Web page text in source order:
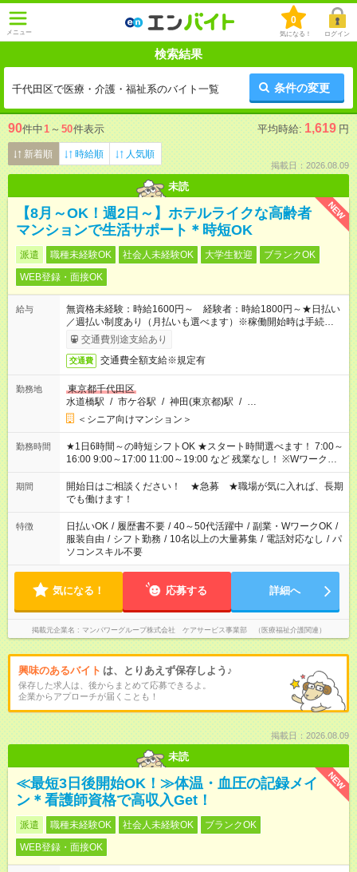
メニュー
0
気になる！ ログイン
検索結果
千代田区で医療・介護・福祉系のバイト一覧 条件の変更
90件中1 ～ 50件表示 平均時給: 1,619 円
新着順 時給順 人気順
掲載日：2026.08.09
未読
NEW
【8月～OK！週2日～】ホテルライクな高齢者
マンションで生活サポート＊時短OK
派遣 職種未経験OK 社会人未経験OK 大学生歓迎
ブランクOK
WEB登録・面接OK
給与
無資格未経験：時給1600円～ 経験者：時給1800円～★日払い
／週払い制度あり（月払いも選べます）※稼働開始時は手続き完
了次第のお支払いとなります。
交通費別途支給あり
交通費 交通費全額支給※規定有
勤務地
東京都千代田区
水道橋駅 / 市ケ谷駅 / 神田(東京都)駅 / …
＜シニア向けマンション＞
勤務時間
★1日6時間～の時短シフトOK ★スタート時間選べます！ 7:00～
16:00 9:00～17:00 11:00～19:00 など 残業なし！ ※Wワークの
場合、他のお仕事と合わせ週40時間超の就業はご案内できませ
ん ※法令に基づき、週20時間以上勤務は社会保険への加入対象
となります ※労働者派遣法（日雇い派遣の原則禁止）により、
短時間・短期間の就業はご案内が難しい場合があります
期間
開始日はご相談ください！ ★急募 ★職場が気に入れば、長期
でも働けます！
特徴 日払いOK / 履歴書不要 / 40～50代活躍中 / 副業・WワークOK /
服装自由 / シフト勤務 / 10名以上の大量募集 / 電話対応なし / パ
ソコンスキル不要
気になる！ 応募する 詳細へ
掲載元企業名 マンパワーグループ株式会社 ケアサービス事業部 （医療福祉介護関連）
興味のあるバイト は、とりあえず保存しよう♪
保存した求人は、後からまとめて応募できるよ。
企業からアプローチが届くことも！
掲載日：2026.08.09
未読
NEW
≪最短3日後開始OK！≫体温・血圧の記録メイ
ン＊看護師資格で高収入Get！
派遣 職種未経験OK 社会人未経験OK
ブランクOK
WEB登録・面接OK